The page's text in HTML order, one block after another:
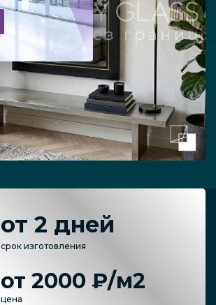
от 2 дней
срок изготовления
от 2000 ₽/м2
цена